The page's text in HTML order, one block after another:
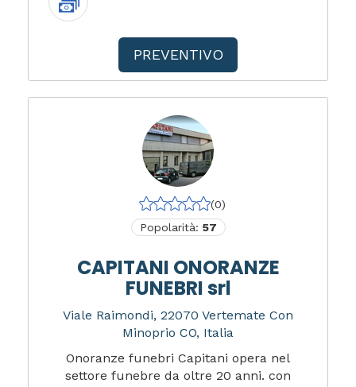
PREVENTIVO
(0)
Popolarità: 57
CAPITANI ONORANZE
FUNEBRI srl
Viale Raimondi, 22070 Vertemate Con
Minoprio CO, Italia
Onoranze funebri Capitani opera nel
settore funebre da oltre 20 anni. con